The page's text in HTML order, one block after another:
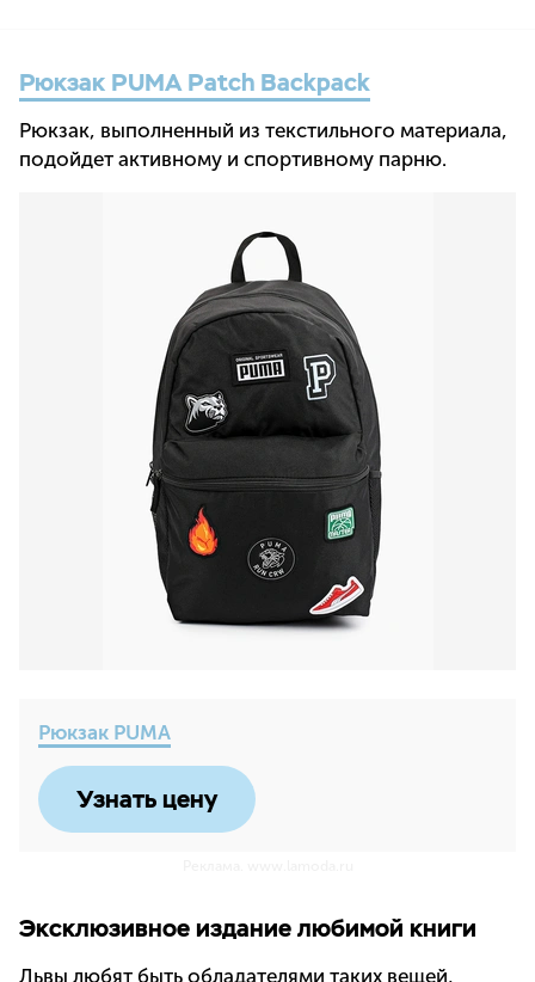
Рюкзак PUMA Patch Backpack
Рюкзак, выполненный из текстильного материала,
подойдет активному и спортивному парню.
Рюкзак PUMA
Узнать цену
Эксклюзивное издание любимой книги
Львы любят быть обладателями таких вещей,